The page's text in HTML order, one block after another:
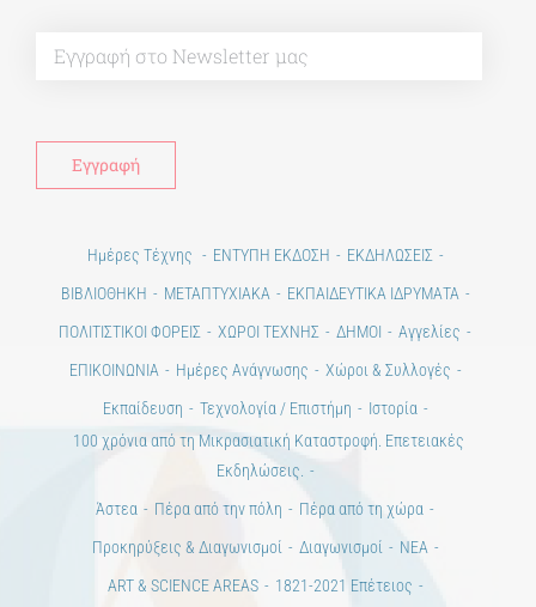
Ημέρες Τέχνης ΕΝΤΥΠΗ ΕΚΔΟΣΗ
ΕΚΔΗΛΩΣΕΙΣ
ΒΙΒΛΙΟΘΗΚΗ
ΜΕΤΑΠΤΥΧΙΑΚΑ
ΕΚΠΑΙΔΕΥΤΙΚΑ ΙΔΡΥΜΑΤΑ
ΠΟΛΙΤΙΣΤΙΚΟΙ ΦΟΡΕΙΣ
ΧΩΡΟΙ ΤΕΧΝΗΣ ΔΗΜΟΙ
Αγγελίες
ΕΠΙΚΟΙΝΩΝΙΑ
Ημέρες Ανάγνωσης
Χώροι & Συλλογές
Εκπαίδευση
Τεχνολογία / Επιστήμη
Ιστορία
100 χρόνια από τη Μικρασιατική Καταστροφή. Επετειακές
Εκδηλώσεις.
Άστεα
Πέρα από την πόλη
Πέρα από τη χώρα
Προκηρύξεις & Διαγωνισμοί
Διαγωνισμοί
ΝΕΑ
ART & SCIENCE AREAS
1821-2021 Επέτειος